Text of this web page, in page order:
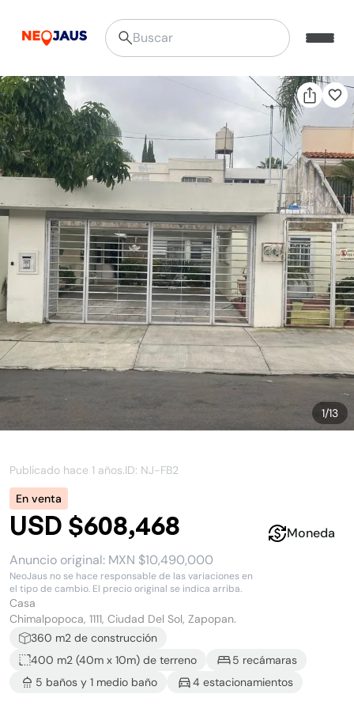
1/13
Publicado hace 1 años.ID: NJ-FB2
En venta
USD $608,468
Anuncio original: MXN $10,490,000
NeoJaus no se hace responsable de las variaciones en
el tipo de cambio. El precio original se indica arriba.
Moneda
Casa
Chimalpopoca, 1111, Ciudad Del Sol, Zapopan.
360 m2 de construcción
400 m2 (40m x 10m) de terreno 5 recámaras
5 baños y 1 medio baño 4 estacionamientos